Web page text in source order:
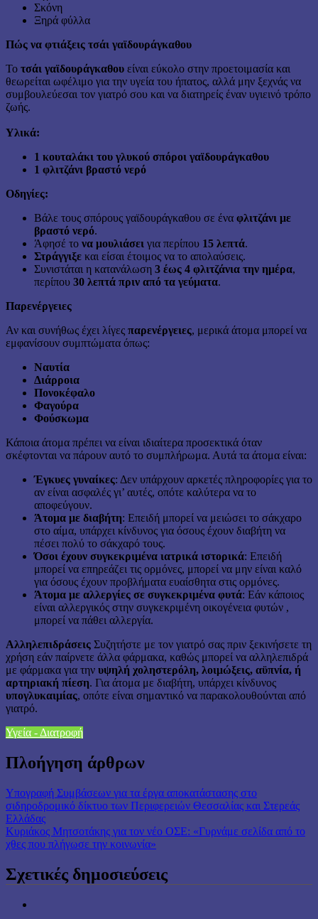
Σκόνη
Ξηρά φύλλα
Πώς να φτιάξεις τσάι γαϊδουράγκαθου
Το τσάι γαϊδουράγκαθου είναι εύκολο στην προετοιμασία και
θεωρείται ωφέλιμο για την υγεία του ήπατος, αλλά μην ξεχνάς να
συμβουλεύεσαι τον γιατρό σου και να διατηρείς έναν υγιεινό τρόπο
ζωής.
Υλικά:
1 κουταλάκι του γλυκού σπόροι γαϊδουράγκαθου
1 φλιτζάνι βραστό νερό
Οδηγίες:
Βάλε τους σπόρους γαϊδουράγκαθου σε ένα φλιτζάνι με
βραστό νερό.
Άφησέ το να μουλιάσει για περίπου 15 λεπτά.
Στράγγιξε και είσαι έτοιμος να το απολαύσεις.
Συνιστάται η κατανάλωση 3 έως 4 φλιτζάνια την ημέρα,
περίπου 30 λεπτά πριν από τα γεύματα.
Παρενέργειες
Αν και συνήθως έχει λίγες παρενέργειες, μερικά άτομα μπορεί να
εμφανίσουν συμπτώματα όπως:
Ναυτία
Διάρροια
Πονοκέφαλο
Φαγούρα
Φούσκωμα
Κάποια άτομα πρέπει να είναι ιδιαίτερα προσεκτικά όταν
σκέφτονται να πάρουν αυτό το συμπλήρωμα. Αυτά τα άτομα είναι:
Έγκυες γυναίκες: Δεν υπάρχουν αρκετές πληροφορίες για το
αν είναι ασφαλές γι’ αυτές, οπότε καλύτερα να το
αποφεύγουν.
Άτομα με διαβήτη: Επειδή μπορεί να μειώσει το σάκχαρο
στο αίμα, υπάρχει κίνδυνος για όσους έχουν διαβήτη να
πέσει πολύ το σάκχαρό τους.
Όσοι έχουν συγκεκριμένα ιατρικά ιστορικά: Επειδή
μπορεί να επηρεάζει τις ορμόνες, μπορεί να μην είναι καλό
για όσους έχουν προβλήματα ευαίσθητα στις ορμόνες.
Άτομα με αλλεργίες σε συγκεκριμένα φυτά: Εάν κάποιος
είναι αλλεργικός στην συγκεκριμένη οικογένεια φυτών ,
μπορεί να πάθει αλλεργία.
Αλληλεπιδράσεις Συζητήστε με τον γιατρό σας πριν ξεκινήσετε τη
χρήση εάν παίρνετε άλλα φάρμακα, καθώς μπορεί να αλληλεπιδρά
με φάρμακα για την υψηλή χοληστερόλη, λοιμώξεις, αϋπνία, ή
αρτηριακή πίεση. Για άτομα με διαβήτη, υπάρχει κίνδυνος
υπογλυκαιμίας, οπότε είναι σημαντικό να παρακολουθούνται από
γιατρό.
Υγεία - Διατροφή
Πλοήγηση άρθρων
Υπογραφή Συμβάσεων για τα έργα αποκατάστασης στο
σιδηροδρομικό δίκτυο των Περιφερειών Θεσσαλίας και Στερεάς
Ελλάδας
Κυριάκος Μητσοτάκης για τον νέο ΟΣΕ: «Γυρνάμε σελίδα από το
χθες που πλήγωσε την κοινωνία»
Σχετικές δημοσιεύσεις